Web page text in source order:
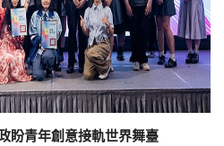
盼青年創意接軌世界舞臺